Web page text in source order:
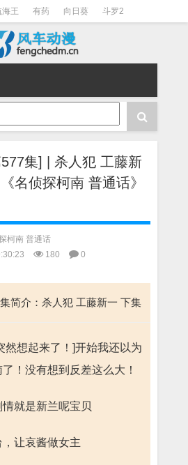
海王 有药 向日葵 斗罗2
柯南 阴阳师
集] | 杀人犯 工藤新
名侦探柯南 普通话》
柯南 普通话
180 0
简介：杀人犯 工藤新一 下集
然想起来了！]开始我还以为
！没有想到反差这么大！
就是新兰呢宝贝
让哀酱做女主